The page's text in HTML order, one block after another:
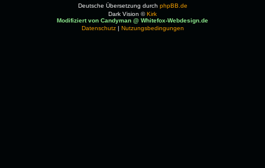
Deutsche Übersetzung durch phpBB.de
Dark Vision ©Kirk
Modifiziert von Candyman @ Whitefox-Webdesign.de
Datenschutz| Nutzungsbedingungen